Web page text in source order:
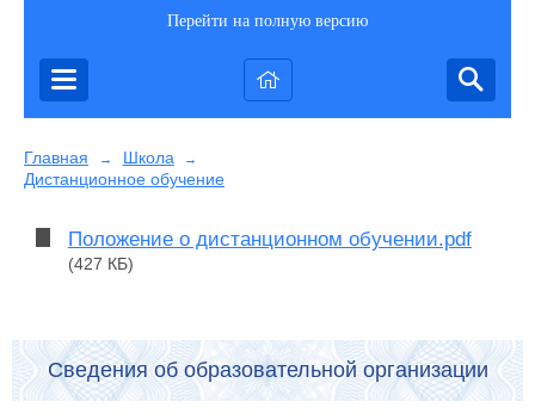
Перейти на полную версию
Главная → Школа →
Дистанционное обучение
Положение о дистанционном обучении.pdf
(427 КБ)
Сведения об образовательной организации